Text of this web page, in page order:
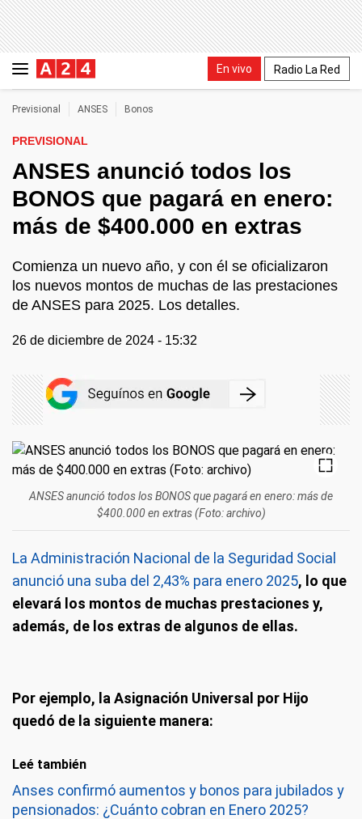
En vivo Radio La Red
Previsional ANSES Bonos
PREVISIONAL
ANSES anunció todos los
BONOS que pagará en enero:
más de $400.000 en extras
Comienza un nuevo año, y con él se oficializaron
los nuevos montos de muchas de las prestaciones
de ANSES para 2025. Los detalles.
26 de diciembre de 2024 - 15:32
ANSES anunció todos los BONOS que pagará en enero: más de
$400.000 en extras (Foto: archivo)
La Administración Nacional de la Seguridad Social
anunció una suba del 2,43% para enero 2025, lo que
elevará los montos de muchas prestaciones y,
además, de los extras de algunos de ellas.
Por ejemplo, la Asignación Universal por Hijo
quedó de la siguiente manera:
Leé también
Anses confirmó aumentos y bonos para jubilados y
pensionados: ¿Cuánto cobran en Enero 2025?